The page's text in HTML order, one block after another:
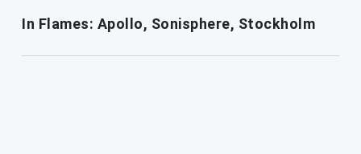
In Flames: Apollo, Sonisphere, Stockholm